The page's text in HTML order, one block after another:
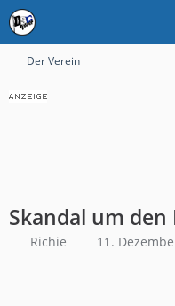
Der Verein
Skandal um den
Richie 11.